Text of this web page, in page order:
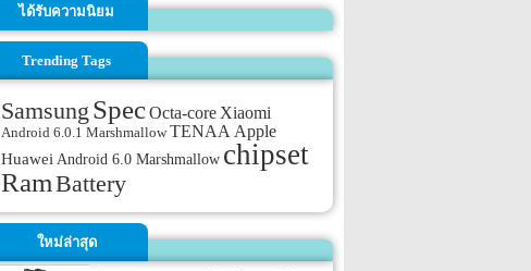
ได้รับความนิยม
Trending Tags
Samsung SpecOcta-core Xiaomi
Android 6.0.1 Marshmallow TENAAApple
Huawei Android 6.0 Marshmallow chipset
RamBattery
ใหม่ล่าสุด